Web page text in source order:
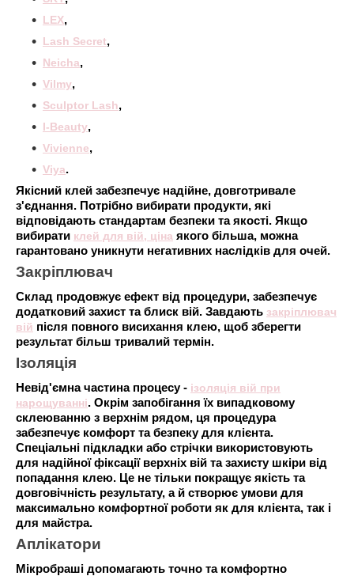
LEX,
Lash Secret,
Neicha,
Vilmy,
Sculptor Lash,
I-Beauty,
Vivienne,
Viya.
Якісний клей забезпечує надійне, довготривале
з'єднання. Потрібно вибирати продукти, які
відповідають стандартам безпеки та якості. Якщо
вибирати клей для вій, ціна якого більша, можна
гарантовано уникнути негативних наслідків для очей.
Закріплювач
Склад продовжує ефект від процедури, забезпечує
додатковий захист та блиск вій. Завдають закріплювач
вій після повного висихання клею, щоб зберегти
результат більш тривалий термін.
Ізоляція
Невід'ємна частина процесу - ізоляція вій при
нарощуванні. Окрім запобігання їх випадковому
склеюванню з верхнім рядом, ця процедура
забезпечує комфорт та безпеку для клієнта.
Спеціальні підкладки або стрічки використовують
для надійної фіксації верхніх вій та захисту шкіри від
попадання клею. Це не тільки покращує якість та
довговічність результату, а й створює умови для
максимально комфортної роботи як для клієнта, так і
для майстра.
Аплікатори
Мікробраші допомагають точно та комфортно